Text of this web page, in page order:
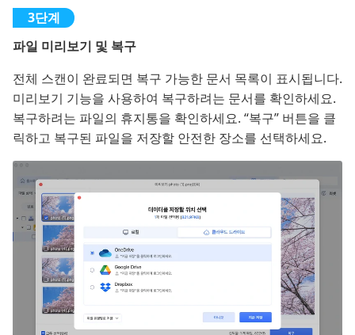
파일 미리보기 및 복구
전체 스캔이 완료되면 복구 가능한 문서 목록이 표시됩니다.
미리보기 기능을 사용하여 복구하려는 문서를 확인하세요.
복구하려는 파일의 휴지통을 확인하세요. “복구” 버튼을 클
릭하고 복구된 파일을 저장할 안전한 장소를 선택하세요.